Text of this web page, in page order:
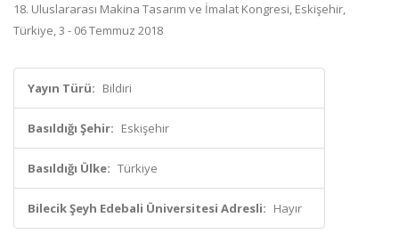
18. Uluslararası Makina Tasarım ve İmalat Kongresi, Eskişehir,
Türkiye, 3 - 06 Temmuz 2018
Yayın Türü: Bildiri
Basıldığı Şehir: Eskişehir
Basıldığı Ülke: Türkiye
Bilecik Şeyh Edebali Üniversitesi Adresli: Hayır